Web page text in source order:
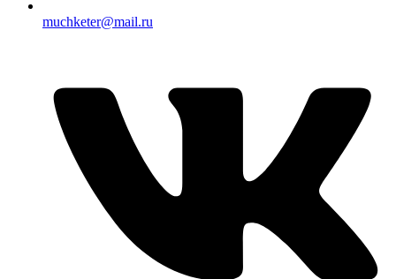
muchketer@mail.ru